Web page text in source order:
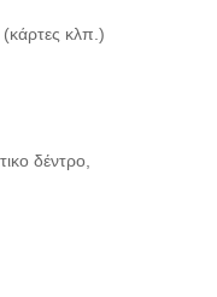
(κάρτες κλπ.)
δέντρο,